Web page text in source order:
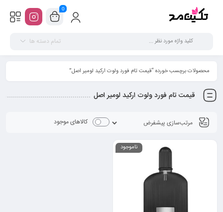
0
تمام دسته ها
محصولات برچسب خورده “قیمت تام فورد ولوت ارکید لومیر اصل”
قیمت تام فورد ولوت ارکید لومیر اصل
کالاهای موجود
ناموجود